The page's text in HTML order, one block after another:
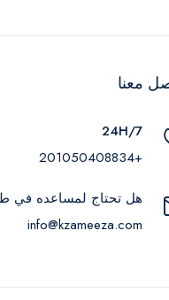
معنا
24H/7
+201050408834
هل تحتاج لمساعده في
info@kzameeza.com